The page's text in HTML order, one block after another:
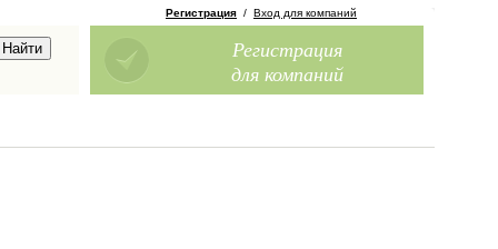
Регистрация / Вход для компаний
Регистрация
для компаний